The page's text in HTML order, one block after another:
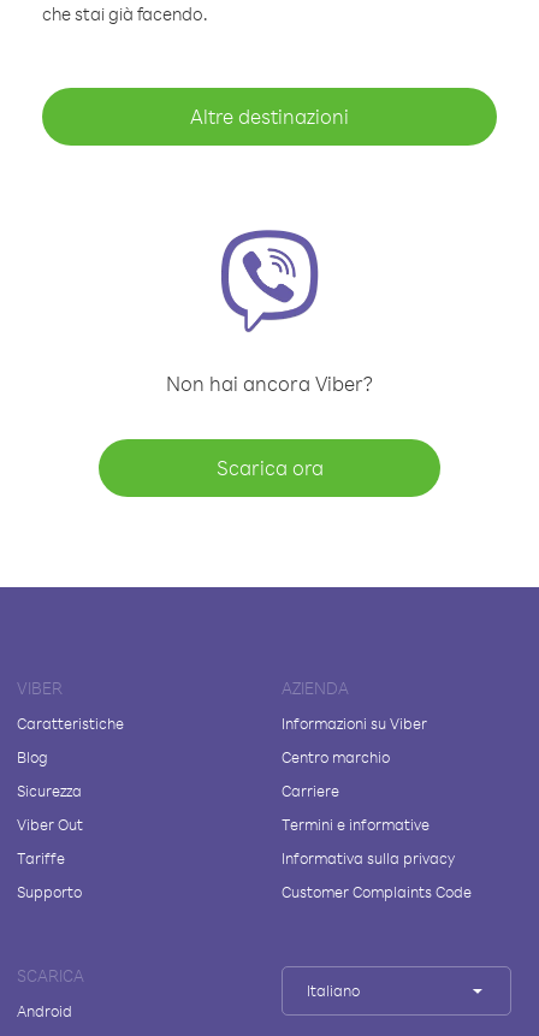
che stai già facendo.
Altre destinazioni
Non hai ancora Viber?
Scarica ora
VIBER
Caratteristiche
Blog
Sicurezza
Viber Out
Tariffe
Supporto
AZIENDA
Informazioni su Viber
Centro marchio
Carriere
Termini e informative
Informativa sulla privacy
Customer Complaints Code
SCARICA
Android
Italiano